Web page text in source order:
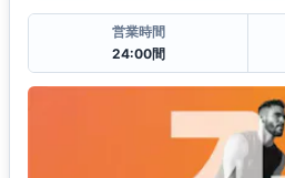
営業時間
24:00間